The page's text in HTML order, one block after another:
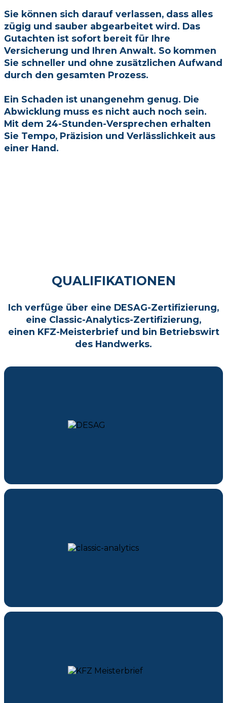
Sie können sich darauf verlassen, dass alles
zügig und sauber abgearbeitet wird. Das
Gutachten ist sofort bereit für Ihre
Versicherung und Ihren Anwalt. So kommen
Sie schneller und ohne zusätzlichen Aufwand
durch den gesamten Prozess.
Ein Schaden ist unangenehm genug. Die
Abwicklung muss es nicht auch noch sein.
Mit dem 24-Stunden-Versprechen erhalten
Sie Tempo, Präzision und Verlässlichkeit aus
einer Hand.
QUALIFIKATIONEN
Ich verfüge über eine DESAG-Zertifizierung,
eine Classic-Analytics-Zertifizierung,
einen KFZ-Meisterbrief und bin Betriebswirt
des Handwerks.